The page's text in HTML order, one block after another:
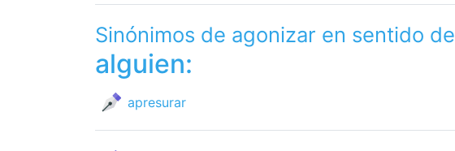
Sinónimos de agonizar en sentido de
alguien:
apresurar